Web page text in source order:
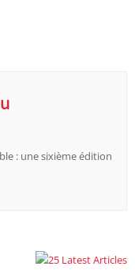
: une sixième édition